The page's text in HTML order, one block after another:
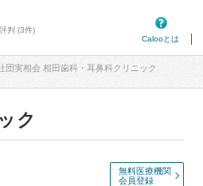
判 (3件)
Calooとは
団実相会 相田歯科・耳鼻科クリニック
ク
無料医療機関
会員登録